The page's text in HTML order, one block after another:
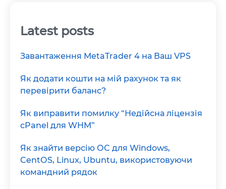
Latest posts
Завантаження MetaTrader 4 на Ваш VPS
Як додати кошти на мій рахунок та як
перевірити баланс?
Як виправити помилку “Недійсна ліцензія
cPanel для WHM”
Як знайти версію ОС для Windows,
CentOS, Linux, Ubuntu, використовуючи
командний рядок